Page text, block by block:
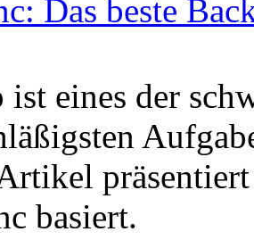
Das beste
ist eines der
basiert.